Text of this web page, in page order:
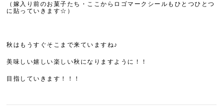
（嫁入り前のお菓子たち・ここからロゴマークシールもひとつひとつ
に貼っていきます☆）
秋はもうすぐそこまで来ていますね♪
美味しい嬉しい楽しい秋になりますように！！
目指していきます！！！